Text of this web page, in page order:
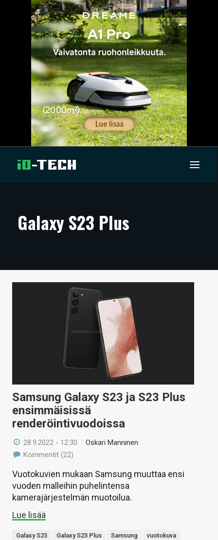
ARTIKKELIT
TECHBBS
HAKU
Galaxy S23 Plus
Samsung Galaxy S23 ja S23 Plus
ensimmäisissä
renderöintivuodoissa
28.9.2022 - 12:30 /Oskari Manninen
Kommentit (22)
Vuotokuvien mukaan Samsung muuttaa ensi
vuoden malleihin puhelintensa
kamerajärjestelmän muotoilua.
Lue lisää
Galaxy S23 Galaxy S23 Plus Samsung vuotokuva